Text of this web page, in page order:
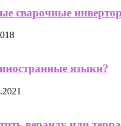
сварочные
языки?